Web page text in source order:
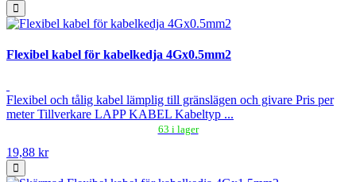
Flexibel kabel för kabelkedja 4Gx0.5mm2
Flexibel och tålig kabel lämplig till gränslägen och givare Pris per
meter Tillverkare LAPP KABEL Kabeltyp ...
63 i lager
19,88 kr